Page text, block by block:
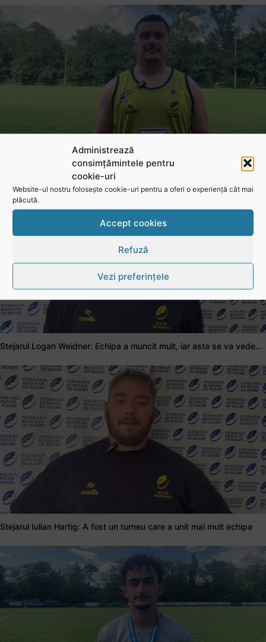
Administrează
consimțămintele pentru
cookie-uri
Website-ul nostru folosește cookie-uri pentru a oferi o experiență cât mai
plăcută.
Accept cookies
Refuză
Vezi preferințele
Adrian Țală: Visul meu este să debutez pentru România
Stejarul Logan Weidner: Echipa a muncit mult, iar asta se va vedea în meciurile de la Nations Cup
Stejarul Iulian Hartig: A fost un turneu care a unit mai mult echipa